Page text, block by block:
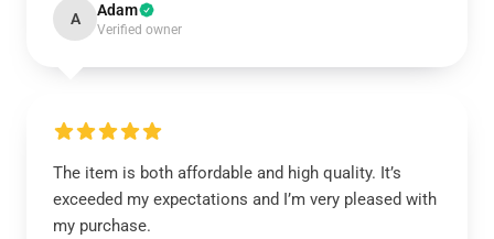
A Adam
Verified owner
The item is both affordable and high quality. It’s
exceeded my expectations and I’m very pleased with
my purchase.